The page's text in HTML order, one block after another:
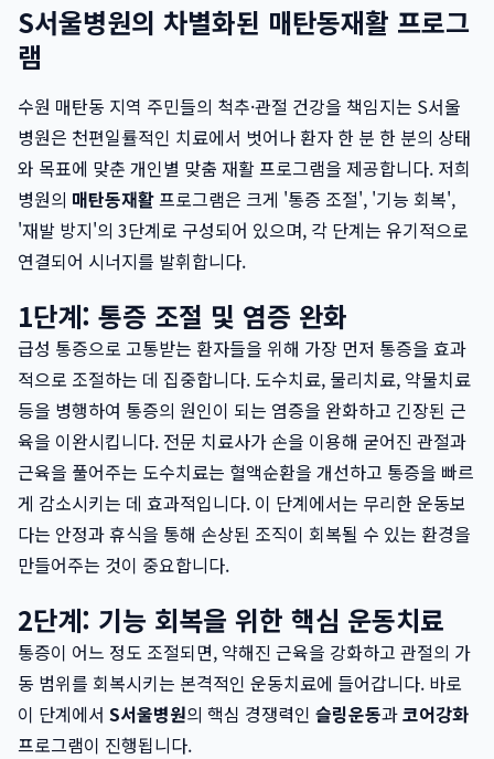
S서울병원의 차별화된 매탄동재활 프로그
램
수원 매탄동 지역 주민들의 척추·관절 건강을 책임지는 S서울
병원은 천편일률적인 치료에서 벗어나 환자 한 분 한 분의 상태
와 목표에 맞춘 개인별 맞춤 재활 프로그램을 제공합니다. 저희
병원의 매탄동재활프로그램은 크게 '통증 조절', '기능 회복',
'재발 방지'의 3단계로 구성되어 있으며, 각 단계는 유기적으로
연결되어 시너지를 발휘합니다.
1단계: 통증 조절 및 염증 완화
급성 통증으로 고통받는 환자들을 위해 가장 먼저 통증을 효과
적으로 조절하는 데 집중합니다. 도수치료, 물리치료, 약물치료
등을 병행하여 통증의 원인이 되는 염증을 완화하고 긴장된 근
육을 이완시킵니다. 전문 치료사가 손을 이용해 굳어진 관절과
근육을 풀어주는 도수치료는 혈액순환을 개선하고 통증을 빠르
게 감소시키는 데 효과적입니다. 이 단계에서는 무리한 운동보
다는 안정과 휴식을 통해 손상된 조직이 회복될 수 있는 환경을
만들어주는 것이 중요합니다.
2단계: 기능 회복을 위한 핵심 운동치료
통증이 어느 정도 조절되면, 약해진 근육을 강화하고 관절의 가
동 범위를 회복시키는 본격적인 운동치료에 들어갑니다. 바로
이 단계에서 S서울병원의 핵심 경쟁력인 슬링운동과코어강화
프로그램이 진행됩니다.